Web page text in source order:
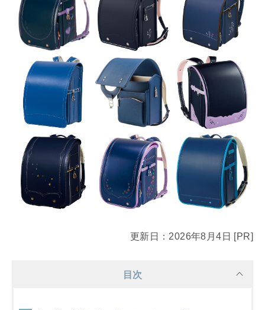
更新日：2026年8月4日 [PR]
目次